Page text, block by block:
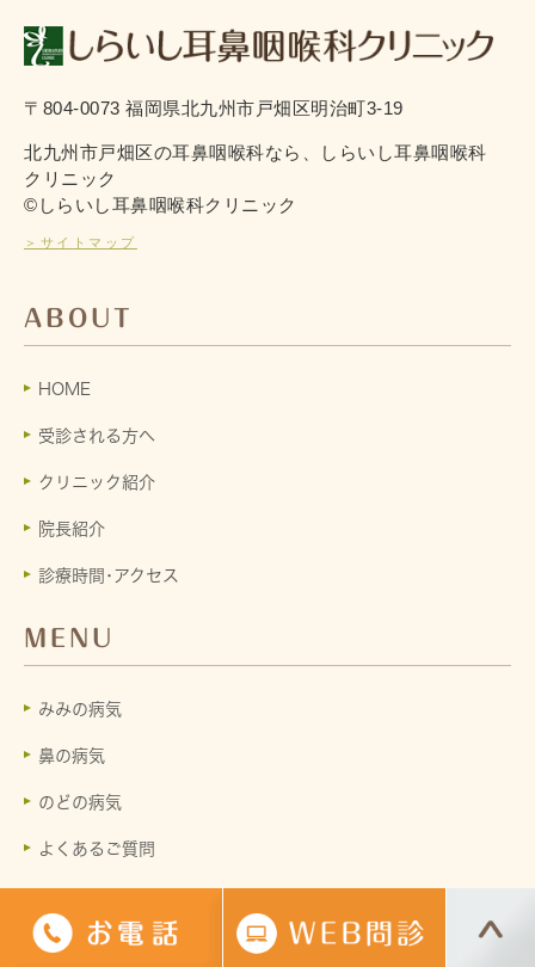
〒804-0073 福岡県北九州市戸畑区明治町3-19
北九州市戸畑区の耳鼻咽喉科なら、しらいし耳鼻咽喉科
クリニック
©しらいし耳鼻咽喉科クリニック
＞サイトマップ
ABOUT
HOME
受診される方へ
クリニック紹介
院長紹介
診療時間･アクセス
MENU
みみの病気
鼻の病気
のどの病気
よくあるご質問